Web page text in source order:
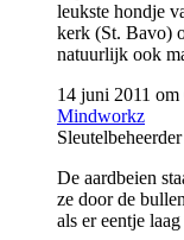
leukste hondje
kerk (St. Bavo)
natuurlijk ook
14 juni 2011 om
Mindworkz
Sleutelbeheerder
De aardbeien
ze door de
als er eentje